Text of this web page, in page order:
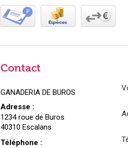
Contact
GANADERIA DE BUROS
Adresse :
1234 roue de Buros
40310 Escalans
Téléphone :